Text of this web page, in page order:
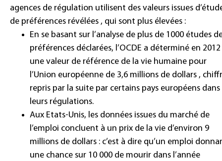
agences de régulation utilisent des valeurs issues
de préférences révélées , qui sont plus élevées :
En se basant sur l’analyse de plus de 1000 études
préférences déclarées, l’OCDE a déterminé en 2012
une valeur de référence de la vie humaine pour
l’Union européenne de 3,6 millions de dollars ,
repris par la suite par certains pays européens dans
leurs régulations.
Aux Etats-Unis, les données issues du marché de
l’emploi concluent à un prix de la vie d’environ 9
millions de dollars : c’est à dire qu’un emploi
une chance sur 10 000 de mourir dans l’année